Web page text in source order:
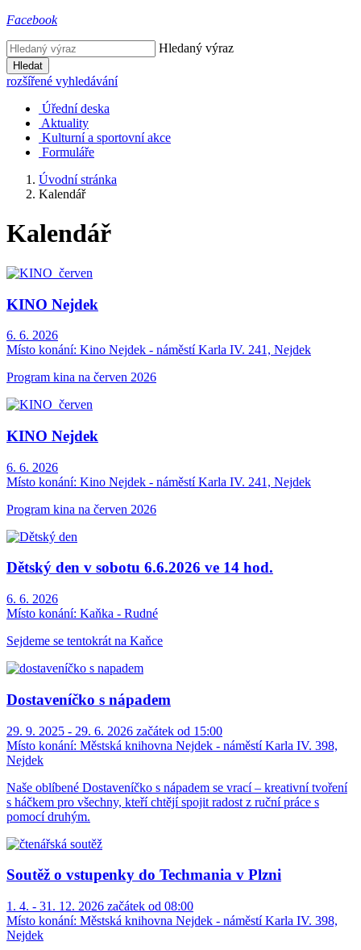
Facebook
Hledaný výraz
Hledat
rozšířené vyhledávání
Úřední deska
Aktuality
Kulturní a sportovní akce
Formuláře
Úvodní stránka
Kalendář
Kalendář
KINO Nejdek
6. 6. 2026
Místo konání: Kino Nejdek - náměstí Karla IV. 241, Nejdek
Program kina na červen 2026
KINO Nejdek
6. 6. 2026
Místo konání: Kino Nejdek - náměstí Karla IV. 241, Nejdek
Program kina na červen 2026
Dětský den v sobotu 6.6.2026 ve 14 hod.
6. 6. 2026
Místo konání: Kaňka - Rudné
Sejdeme se tentokrát na Kaňce
Dostaveníčko s nápadem
29. 9. 2025 - 29. 6. 2026 začátek od 15:00
Místo konání: Městská knihovna Nejdek - náměstí Karla IV. 398,
Nejdek
Naše oblíbené Dostaveníčko s nápadem se vrací – kreativní tvoření
s háčkem pro všechny, kteří chtějí spojit radost z ruční práce s
pomocí druhým.
Soutěž o vstupenky do Techmania v Plzni
1. 4. - 31. 12. 2026 začátek od 08:00
Místo konání: Městská knihovna Nejdek - náměstí Karla IV. 398,
Nejdek